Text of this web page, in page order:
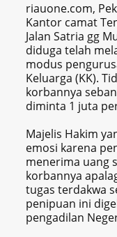
riauone.com,
Kantor camat
Jalan Satria gg
diduga telah
modus
Keluarga (KK).
korbannya
diminta 1 juta
Majelis Hakim
emosi karena
menerima uang
korbannya
tugas terdakwa
penipuan ini
pengadilan